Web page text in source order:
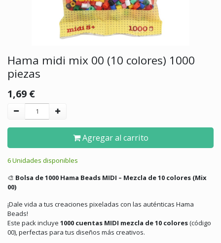
Hama midi mix 00 (10 colores) 1000
piezas
1,69 €
Agregar al carrito
6 Unidades disponibles
🎨 Bolsa de 1000 Hama Beads MIDI – Mezcla de 10 colores (Mix
00)
¡Dale vida a tus creaciones pixeladas con las auténticas Hama
Beads!
Este pack incluye 1000 cuentas MIDI mezcla de 10 colores(código
00), perfectas para tus diseños más creativos.